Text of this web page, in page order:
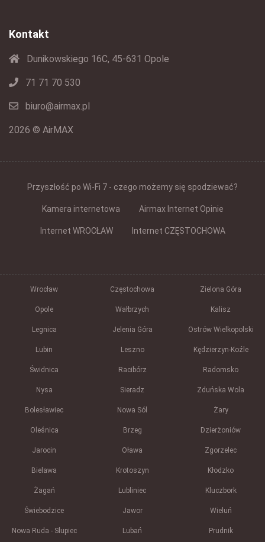
Kontakt
Dunikowskiego 16C, 45-631 Opole
71 71 70 530
biuro@airmax.pl
2026 © AirMAX
Przyszłość po Wi-Fi 7 - czego możemy się spodziewać?
Kamera internetowa Airmax Internet Opinie
Internet WROCŁAW Internet CZĘSTOCHOWA
Wrocław Częstochowa Zielona Góra
Opole Wałbrzych Kalisz
Legnica Jelenia Góra Ostrów Wielkopolski
Lubin Leszno Kędzierzyn-Koźle
Świdnica Racibórz Radomsko
Nysa Sieradz Zduńska Wola
Bolesławiec Nowa Sól Żary
Oleśnica Brzeg Dzierżoniów
Jarocin Oława Zgorzelec
Bielawa Krotoszyn Kłodzko
Żagań Lubliniec Kluczbork
Świebodzice Jawor Wieluń
Nowa Ruda - Słupiec Lubań Prudnik